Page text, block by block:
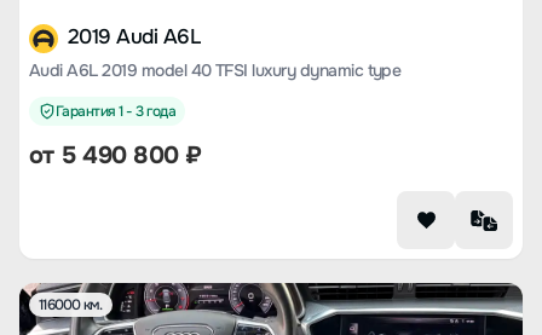
2019 Audi A6L
Audi A6L 2019 model 40 TFSI luxury dynamic type
Гарантия 1 - 3 года
от 5 490 800₽
116000 км.